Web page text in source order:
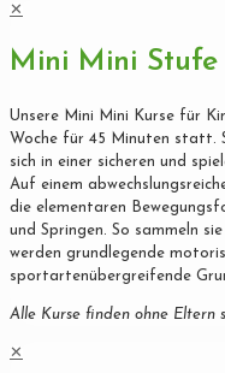
✕
Mini Mini Stufe
Unsere Mini Mini Kurse für
Woche für 45 Minuten statt.
sich in einer sicheren und
Auf einem
die elementaren
und Springen. So sammeln
werden grundlegende
sportartenübergreifende
Alle Kurse finden ohne Eltern
✕